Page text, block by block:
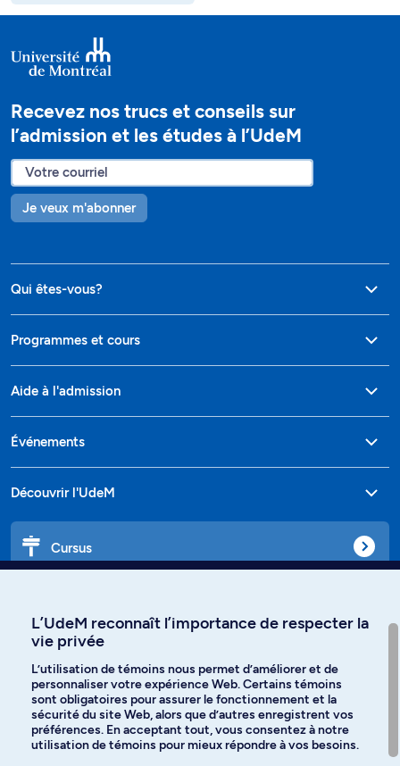
Recevez nos trucs et conseils sur
l’admission et les études à l’UdeM
Je veux m'abonner
Qui êtes-vous?
Programmes et cours
Aide à l'admission
Événements
Découvrir l'UdeM
Cursus
Langues
Facebook Instagram
L’UdeM reconnaît l’importance de respecter la
vie privée
L’utilisation de témoins nous permet d’améliorer et de
personnaliser votre expérience Web. Certains témoins
sont obligatoires pour assurer le fonctionnement et la
sécurité du site Web, alors que d’autres enregistrent vos
préférences. En acceptant tout, vous consentez à notre
utilisation de témoins pour mieux répondre à vos besoins.